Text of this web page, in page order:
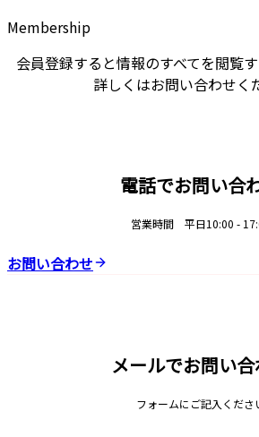
Membership
会員登録すると情報のすべてを閲覧す
詳しくはお問い合わせく
電話でお問い合
営業時間 平日10:00 -
お問い合わせ
メールでお問い
フォームにご記入くださ